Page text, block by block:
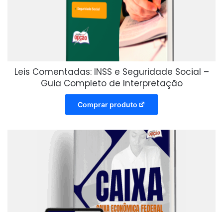
Leis Comentadas: INSS e Seguridade Social –
Guia Completo de Interpretação
Comprar produto